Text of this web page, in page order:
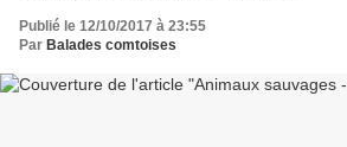
Publié le 12/10/2017 à 23:55
Par Balades comtoises